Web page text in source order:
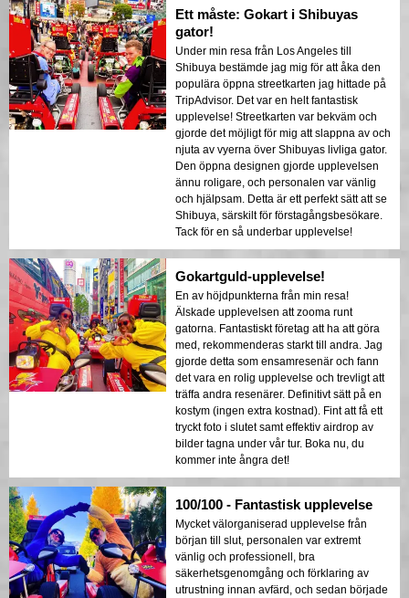
Ett måste: Gokart i Shibuyas
gator!
Under min resa från Los Angeles till
Shibuya bestämde jag mig för att åka den
populära öppna streetkarten jag hittade på
TripAdvisor. Det var en helt fantastisk
upplevelse! Streetkarten var bekväm och
gjorde det möjligt för mig att slappna av och
njuta av vyerna över Shibuyas livliga gator.
Den öppna designen gjorde upplevelsen
ännu roligare, och personalen var vänlig
och hjälpsam. Detta är ett perfekt sätt att se
Shibuya, särskilt för förstagångsbesökare.
Tack för en så underbar upplevelse!
Gokartguld-upplevelse!
En av höjdpunkterna från min resa!
Älskade upplevelsen att zooma runt
gatorna. Fantastiskt företag att ha att göra
med, rekommenderas starkt till andra. Jag
gjorde detta som ensamresenär och fann
det vara en rolig upplevelse och trevligt att
träffa andra resenärer. Definitivt sätt på en
kostym (ingen extra kostnad). Fint att få ett
tryckt foto i slutet samt effektiv airdrop av
bilder tagna under vår tur. Boka nu, du
kommer inte ångra det!
100/100 - Fantastisk upplevelse
Mycket välorganiserad upplevelse från
början till slut, personalen var extremt
vänlig och professionell, bra
säkerhetsgenomgång och förklaring av
utrustning innan avfärd, och sedan började